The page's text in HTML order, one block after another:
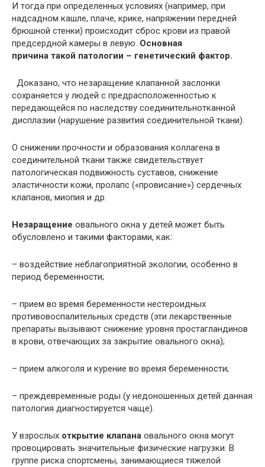
И тогда при определенных условиях (например, при
надсадном кашле, плаче, крике, напряжении передней
брюшной стенки) происходит сброс крови из правой
предсердной камеры в левую. Основная
причина такой патологии – генетический фактор.
Доказано, что незаращение клапанной заслонки
сохраняется у людей с предрасположенностью к
передающейся по наследству соединительнотканной
дисплазии (нарушение развития соединительной ткани).
О снижении прочности и образования коллагена в
соединительной ткани также свидетельствует
патологическая подвижность суставов, снижение
эластичности кожи, пролапс («провисание») сердечных
клапанов, миопия и др.
Незаращение овального окна у детей может быть
обусловлено и такими факторами, как:
– воздействие неблагоприятной экологии, особенно в
период беременности;
– прием во время беременности нестероидных
противовоспалительных средств (эти лекарственные
препараты вызывают снижение уровня простагландинов
в крови, отвечающих за закрытие овального окна);
– прием алкоголя и курение во время беременности;
– преждевременные роды (у недоношенных детей данная
патология диагностируется чаще).
У взрослых открытие клапана овального окна могут
провоцировать значительные физические нагрузки. В
группе риска спортсмены, занимающиеся тяжелой